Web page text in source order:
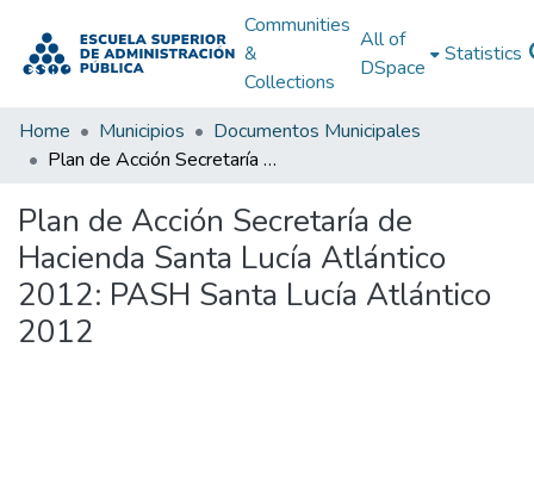
Communities
&
Collections
All of
DSpace
Statistics
Home Municipios
Documentos Municipales
Plan de Acción Secretaría de Hacienda Santa Lucía Atlántico 2012: PASH Santa Lucía Atlántico 2012
Plan de Acción Secretaría de
Hacienda Santa Lucía Atlántico
2012: PASH Santa Lucía Atlántico
2012